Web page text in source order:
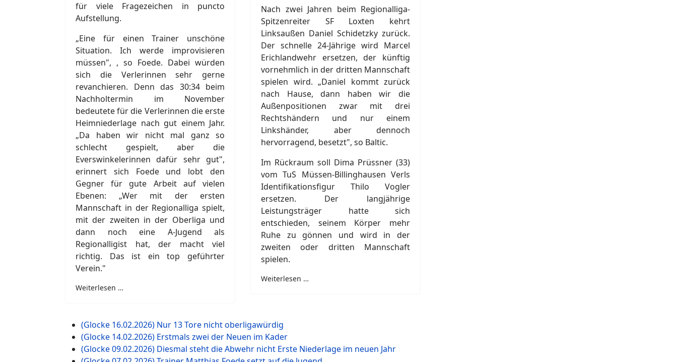
für viele Fragezeichen in puncto
Aufstellung.
„Eine für einen Trainer unschöne
Situation. Ich werde improvisieren
müssen", , so Foede. Dabei würden
sich die Verlerinnen sehr gerne
revanchieren. Denn das 30:34 beim
Nachholtermin im November
bedeutete für die Verlerinnen die erste
Heimniederlage nach gut einem Jahr.
„Da haben wir nicht mal ganz so
schlecht gespielt, aber die
Everswinkelerinnen dafür sehr gut",
erinnert sich Foede und lobt den
Gegner für gute Arbeit auf vielen
Ebenen: „Wer mit der ersten
Mannschaft in der Regionalliga spielt,
mit der zweiten in der Oberliga und
dann noch eine A-Jugend als
Regionalligist hat, der macht viel
richtig. Das ist ein top geführter
Verein."
Weiterlesen …
Nach zwei Jahren beim Regionalliga-
Spitzenreiter SF Loxten kehrt
Linksaußen Daniel Schidetzky zurück.
Der schnelle 24-Jährige wird Marcel
Erichlandwehr ersetzen, der künftig
vornehmlich in der dritten Mannschaft
spielen wird. „Daniel kommt zurück
nach Hause, dann haben wir die
Außenpositionen zwar mit drei
Rechtshändern und nur einem
Linkshänder, aber dennoch
hervorragend, besetzt", so Baltic.
Im Rückraum soll Dima Prüssner (33)
vom TuS Müssen-Billinghausen Verls
Identifikationsfigur Thilo Vogler
ersetzen. Der langjährige
Leistungsträger hatte sich
entschieden, seinem Körper mehr
Ruhe zu gönnen und wird in der
zweiten oder dritten Mannschaft
spielen.
Weiterlesen …
(Glocke 16.02.2026) Nur 13 Tore nicht oberligawürdig
(Glocke 14.02.2026) Erstmals zwei der Neuen im Kader
(Glocke 09.02.2026) Diesmal steht die Abwehr nicht Erste Niederlage im neuen Jahr